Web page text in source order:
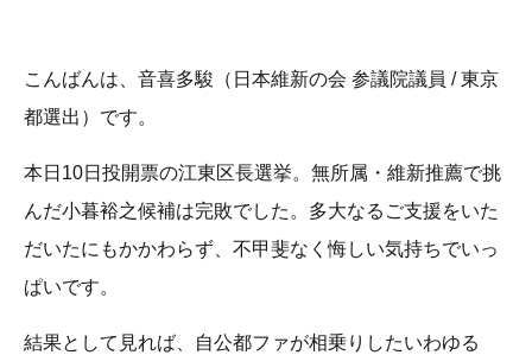
こんばんは、音喜多駿（日本維新の会 参議院議員 / 東京
都選出）です。
本日10日投開票の江東区長選挙。無所属・維新推薦で挑
んだ小暮裕之候補は完敗でした。多大なるご支援をいた
だいたにもかかわらず、不甲斐なく悔しい気持ちでいっ
ぱいです。
結果として見れば、自公都ファが相乗りしたいわゆる